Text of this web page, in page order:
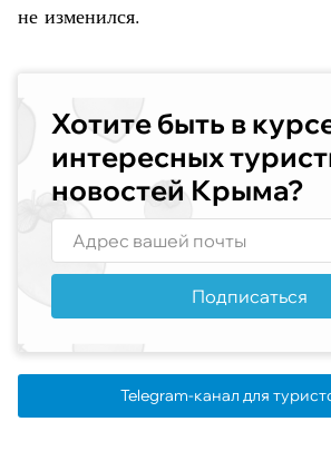
не изменился.
Хотите быть в
интересных
новостей Крыма?
Подписаться
Telegram-канал для